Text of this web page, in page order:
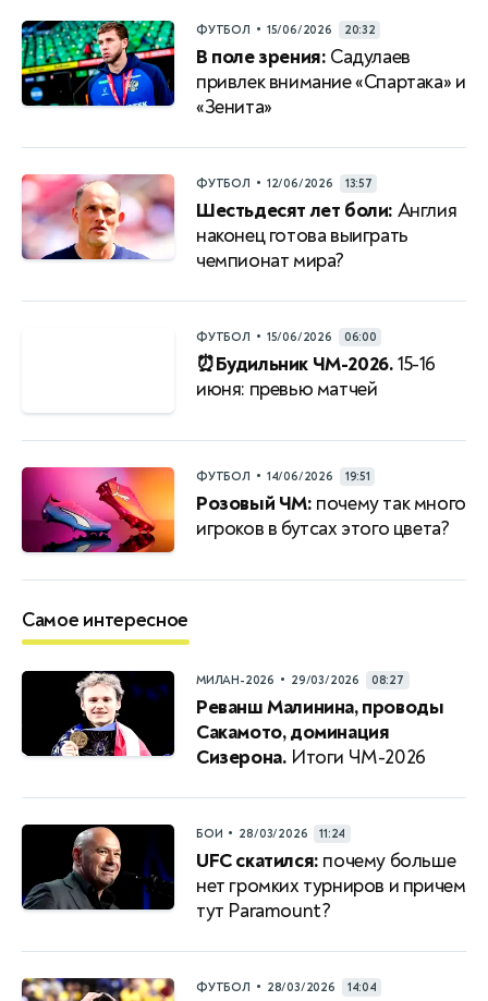
ФУТБОЛ • 15/06/2026 20:32
В поле зрения: Садулаев
привлек внимание «Спартака» и
«Зенита»
ФУТБОЛ • 12/06/2026 13:57
Шестьдесят лет боли: Англия
наконец готова выиграть
чемпионат мира?
ФУТБОЛ • 15/06/2026 06:00
⏰Будильник ЧМ-2026.15-16
июня: превью матчей
ФУТБОЛ • 14/06/2026 19:51
Розовый ЧМ: почему так много
игроков в бутсах этого цвета?
Самое интересное
МИЛАН-2026 • 29/03/2026 08:27
Реванш Малинина, проводы
Сакамото, доминация
Сизерона. Итоги ЧМ-2026
БОИ • 28/03/2026 11:24
UFC скатился: почему больше
нет громких турниров и причем
тут Paramount?
ФУТБОЛ • 28/03/2026 14:04